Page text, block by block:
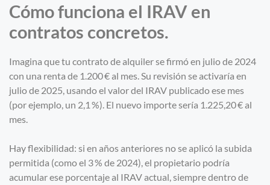
Cómo funciona el IRAV en
contratos concretos.
Imagina que tu contrato de alquiler se firmó en julio de 2024
con una renta de 1.200 € al mes. Su revisión se activaría en
julio de 2025, usando el valor del IRAV publicado ese mes
(por ejemplo, un 2,1 %). El nuevo importe sería 1.225,20 € al
mes.
Hay flexibilidad: si en años anteriores no se aplicó la subida
permitida (como el 3 % de 2024), el propietario podría
acumular ese porcentaje al IRAV actual, siempre dentro de